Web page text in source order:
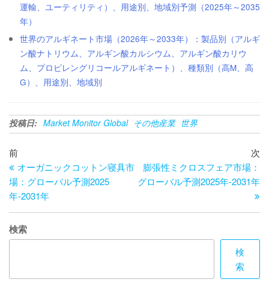
運輸、ユーティリティ）、用途別、地域別予測（2025年～2035
年）
世界のアルギネート市場（2026年～2033年）：製品別（アルギ
ン酸ナトリウム、アルギン酸カルシウム、アルギン酸カリウ
ム、プロピレングリコールアルギネート）、種類別（高M、高
G）、用途別、地域別
投稿日: Market Monitor Global その他産業 世界
投
稿
ナ
ビ
ゲ
シ
過
去
の
投
稿
前
オーガニックコットン寝具市
場：グローバル予測2025
年-2031年
投
次
膨張性ミクロスフェア市場：
グローバル予測2025年-2031年
検索
検
索